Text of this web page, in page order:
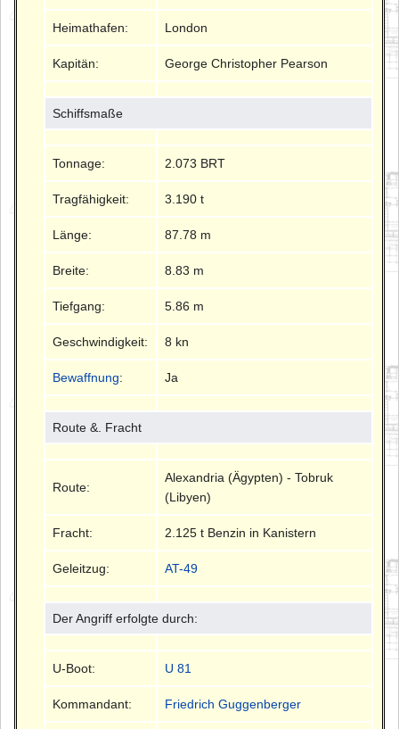
Heimathafen: London
Kapitän: George Christopher Pearson
Schiffsmaße
Tonnage: 2.073 BRT
Tragfähigkeit: 3.190 t
Länge: 87.78 m
Breite: 8.83 m
Tiefgang: 5.86 m
Geschwindigkeit: 8 kn
Bewaffnung: Ja
Route &. Fracht
Route:
Alexandria (Ägypten) - Tobruk
(Libyen)
Fracht: 2.125 t Benzin in Kanistern
Geleitzug: AT-49
Der Angriff erfolgte durch:
U-Boot: U 81
Kommandant: Friedrich Guggenberger